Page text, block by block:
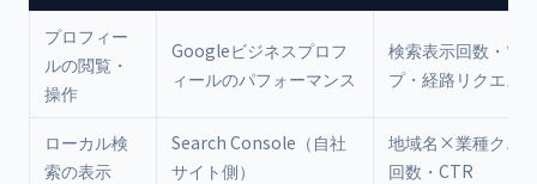
プロフィー
ルの閲覧・
操作
Googleビジネスプロフ
ィールのパフォーマンス
検索表示回数・電
プ・経路リクエス
ローカル検
索の表示
Search Console（自社
サイト側）
地域名×業種クエ
回数・CTR